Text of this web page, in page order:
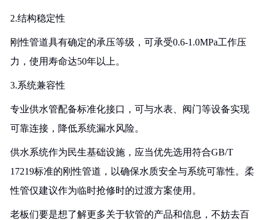
2.结构稳定性
刚性管道具有确定的承压等级，可承受0.6-1.0MPa工作压
力，使用寿命达50年以上。
3.系统兼容性
专业供水管配备标准化接口，可与水表、阀门等设备实现
可靠连接，降低系统漏水风险。
供水系统作为民生基础设施，应当优先选用符合GB/T
17219标准的刚性管道，以确保水质安全与系统可靠性。柔
性管仅建议作为临时抢修时的过渡方案使用。
老板们要是想了解更多关于软管的产品和信息，不妨去百